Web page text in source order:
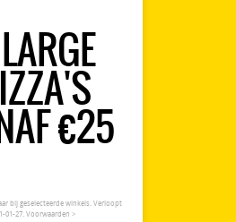
€25
bij geselecteerde winkels. Verloopt
01-27. Voorwaarden >